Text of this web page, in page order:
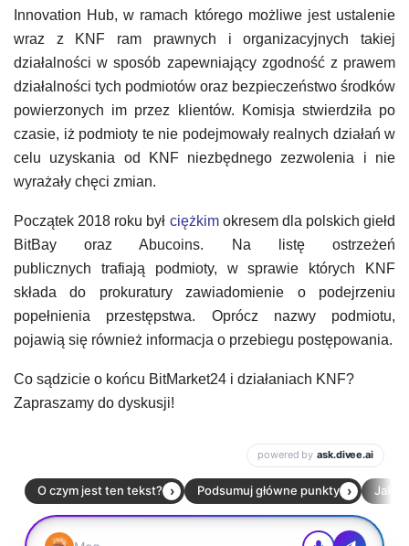
Innovation Hub, w ramach którego możliwe jest ustalenie
wraz z KNF ram prawnych i organizacyjnych takiej
działalności w sposób zapewniający zgodność z prawem
działalności tych podmiotów oraz bezpieczeństwo środków
powierzonych im przez klientów. Komisja stwierdziła po
czasie, iż podmioty te nie podejmowały realnych działań w
celu uzyskania od KNF niezbędnego zezwolenia i nie
wyrażały chęci zmian.
Początek 2018 roku był ciężkimokresem dla polskich giełd
BitBay oraz Abucoins. Na listę ostrzeżeń
publicznych trafiają podmioty, w sprawie których KNF
składa do prokuratury zawiadomienie o podejrzeniu
popełnienia przestępstwa. Oprócz nazwy podmiotu,
pojawią się również informacja o przebiegu postępowania.
Co sądzicie o końcu BitMarket24 i działaniach KNF?
Zapraszamy do dyskusji!